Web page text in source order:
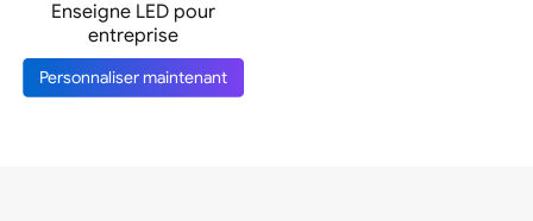
Enseigne LED pour
entreprise
Personnaliser maintenant